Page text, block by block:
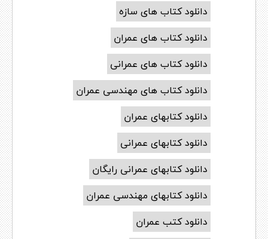
دانلود کتاب های سازه
دانلود کتاب های عمران
دانلود کتاب های عمرانی
دانلود کتاب های مهندسی عمران
دانلود کتابهای عمران
دانلود کتابهای عمرانی
دانلود کتابهای عمرانی رایگان
دانلود کتابهای مهندسی عمران
دانلود کتب عمران